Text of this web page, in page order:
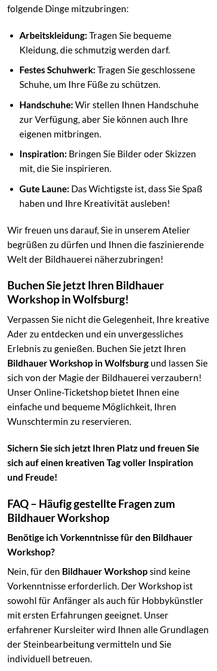
folgende Dinge mitzubringen:
Arbeitskleidung: Tragen Sie bequeme
Kleidung, die schmutzig werden darf.
Festes Schuhwerk: Tragen Sie geschlossene
Schuhe, um Ihre Füße zu schützen.
Handschuhe: Wir stellen Ihnen Handschuhe
zur Verfügung, aber Sie können auch Ihre
eigenen mitbringen.
Inspiration: Bringen Sie Bilder oder Skizzen
mit, die Sie inspirieren.
Gute Laune: Das Wichtigste ist, dass Sie Spaß
haben und Ihre Kreativität ausleben!
Wir freuen uns darauf, Sie in unserem Atelier
begrüßen zu dürfen und Ihnen die faszinierende
Welt der Bildhauerei näherzubringen!
Buchen Sie jetzt Ihren Bildhauer
Workshop in Wolfsburg!
Verpassen Sie nicht die Gelegenheit, Ihre kreative
Ader zu entdecken und ein unvergessliches
Erlebnis zu genießen. Buchen Sie jetzt Ihren
Bildhauer Workshop in Wolfsburg und lassen Sie
sich von der Magie der Bildhauerei verzaubern!
Unser Online-Ticketshop bietet Ihnen eine
einfache und bequeme Möglichkeit, Ihren
Wunschtermin zu reservieren.
Sichern Sie sich jetzt Ihren Platz und freuen Sie
sich auf einen kreativen Tag voller Inspiration
und Freude!
FAQ – Häufig gestellte Fragen zum
Bildhauer Workshop
Benötige ich Vorkenntnisse für den Bildhauer
Workshop?
Nein, für den Bildhauer Workshopsind keine
Vorkenntnisse erforderlich. Der Workshop ist
sowohl für Anfänger als auch für Hobbykünstler
mit ersten Erfahrungen geeignet. Unser
erfahrener Kursleiter wird Ihnen alle Grundlagen
der Steinbearbeitung vermitteln und Sie
individuell betreuen.